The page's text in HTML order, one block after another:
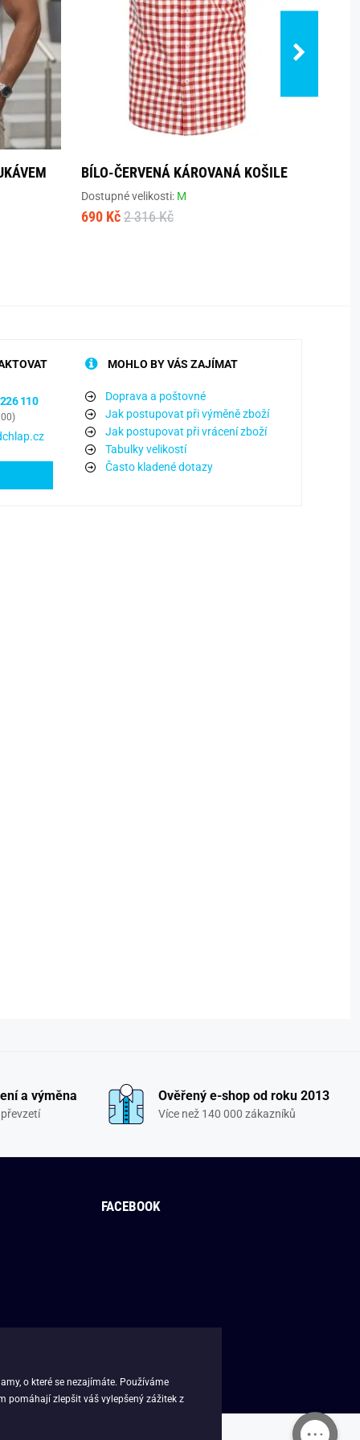
BÍLO-ČERVENÁ KÁROVANÁ KOŠILE
Dostupné velikosti: M
690 Kč 2 316 Kč
110
MOHLO BY VÁS ZAJÍMAT
Doprava a poštovné
Jak postupovat při výměně zboží
Jak postupovat při vrácení zboží
Tabulky velikostí
Často kladené dotazy
a výměna Ověřený e-shop od roku 2013
Více než 140 000 zákazníků
FACEBOOK
o které se nezajímáte. Používáme
pomáhají zlepšit váš vylepšený zážitek z